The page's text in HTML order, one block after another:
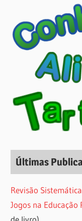
Últimas
Revisão
Jogos na Educação